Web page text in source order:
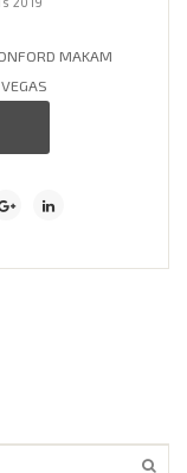
MAKAM